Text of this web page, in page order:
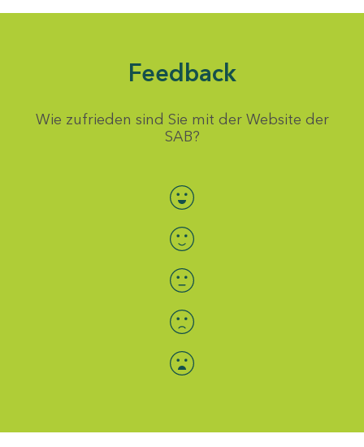
Feedback
Wie zufrieden sind Sie mit der Website der
SAB?
Bewertung auswählen